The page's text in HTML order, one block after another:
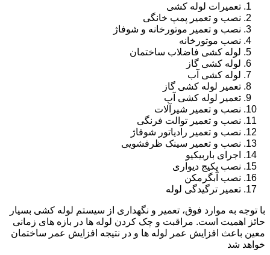
تعمیرات لوله کشی
نصب و تعمیر پمپ خانگی
نصب و تعمیر موتورخانه و شوفاژ
نصب موتورخانه
لوله کشی فاضلاب ساختمان
لوله کشی گاز
لوله کشی آب
تعمیر لوله کشی گاز
تعمیر لوله کشی آب
نصب و تعمیر شیرآلات
نصب و تعمیر توالت فرنگی
نصب و تعمیر رادیاتور شوفاژ
نصب و تعمیر سینک ظرفشویی
اجرای باربیکیو
نصب پکیج دیواری
نصب آبگرمکن
تعمیر ترگیدگی لوله
با توجه به موارد فوق، تعمیر و نگهداری از سیستم لوله کشی بسیار
حائز اهمیت است. مراقبت و چک کردن لوله ها در بازه های زمانی
معین باعث افزایش عمر لوله ها و در نتیجه افزایش عمر ساختمان
خواهد شد